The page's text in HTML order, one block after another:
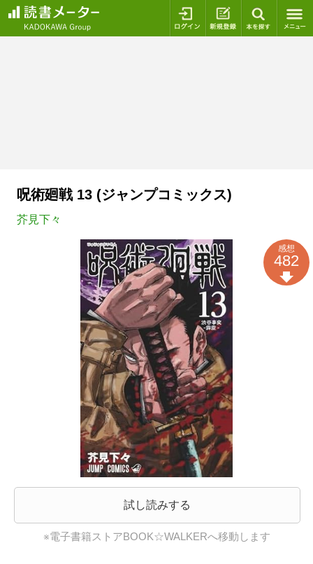
ログイン 新規登録
呪術廻戦 13 (ジャンプコミックス)
芥見下々
試し読みする
※電子書籍ストアBOOK☆WALKERへ移動します
感想
482